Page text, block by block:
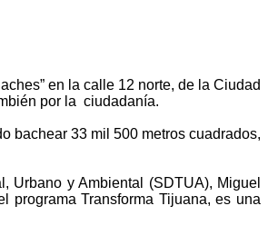
en la calle 12 norte, de la Ciudad
por la ciudadanía.
bachear 33 mil 500 metros cuadrados,
Urbano y Ambiental (SDTUA), Miguel
programa Transforma Tijuana, es una